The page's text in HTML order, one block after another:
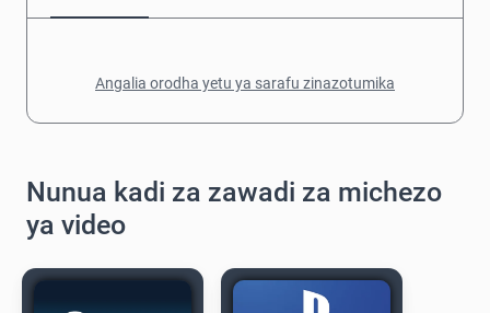
Angalia orodha yetu ya sarafu zinazotumika
Nunua kadi za zawadi za michezo
ya video